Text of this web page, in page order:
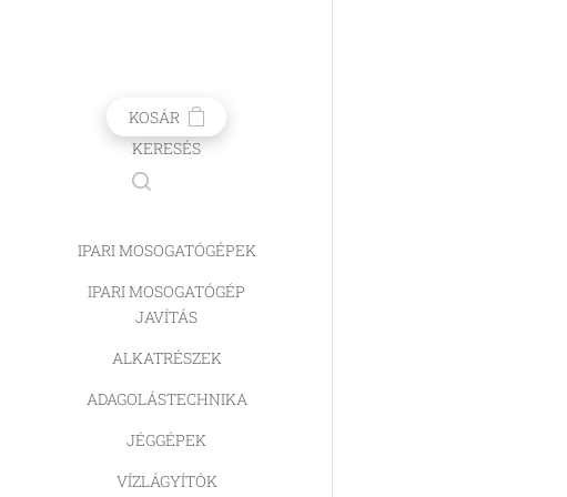
KOSÁR
KERESÉS
IPARI MOSOGATÓGÉPEK
IPARI MOSOGATÓGÉP
JAVÍTÁS
ALKATRÉSZEK
ADAGOLÁSTECHNIKA
JÉGGÉPEK
VÍZLÁGYÍTÓK